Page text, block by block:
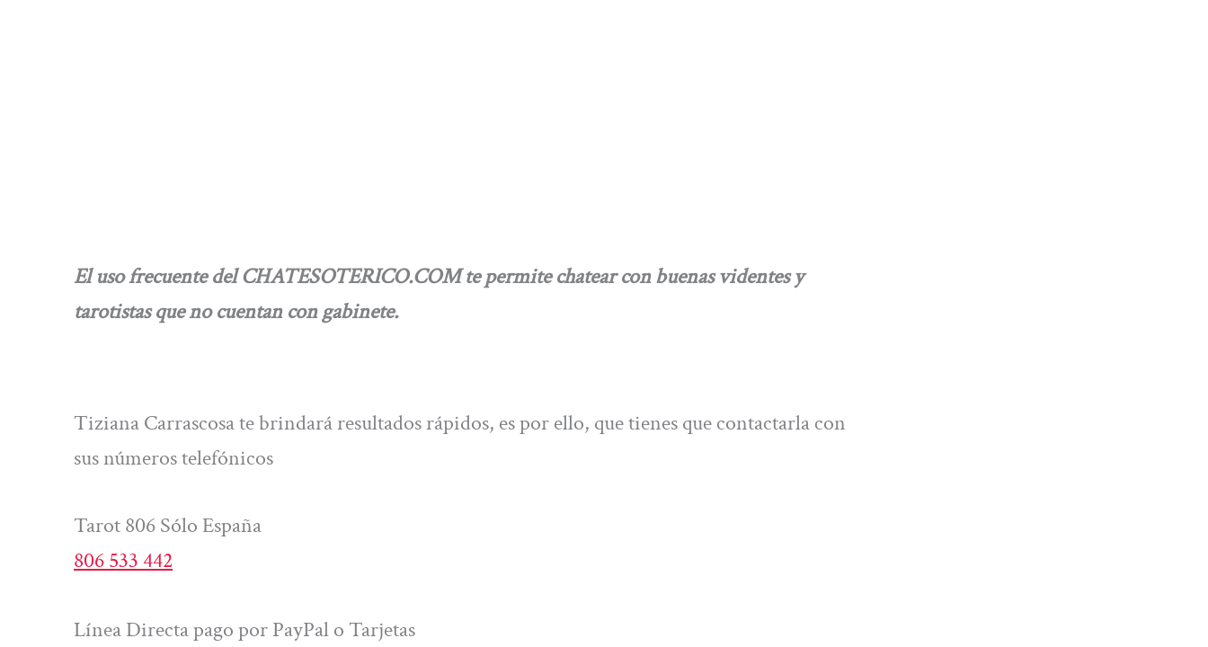
El uso frecuente del CHATESOTERICO.COM te permite chatear con buenas videntes y
tarotistas que no cuentan con gabinete.
Tiziana Carrascosa te brindará resultados rápidos, es por ello, que tienes que contactarla con
sus números telefónicos
Tarot 806 Sólo España
806 533 442
Línea Directa pago por PayPal o Tarjetas